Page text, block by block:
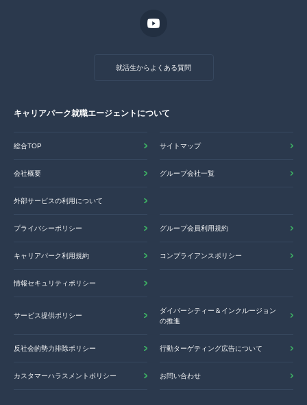
就活生からよくある質問
キャリアパーク就職エージェントについて
総合TOP サイトマップ
会社概要 グループ会社一覧
外部サービスの利用について
プライバシーポリシー グループ会員利用規約
キャリアパーク利用規約 コンプライアンスポリシー
情報セキュリティポリシー
サービス提供ポリシー
ダイバーシティー＆インクルージョン
の推進
反社会的勢力排除ポリシー 行動ターゲティング広告について
カスタマーハラスメントポリシー お問い合わせ